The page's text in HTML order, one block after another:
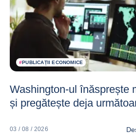
#PUBLICAȚII ECONOMICE
Washington-ul înăsprește
și pregătește deja
03 / 08 / 2026